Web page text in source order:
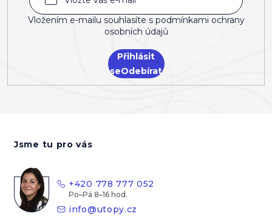
Vložením e-mailu souhlasíte s podmínkami ochrany
osobních údajů
Přihlásit
se
Jsme tu pro vás
+420 778 777 052
info@utopy.cz